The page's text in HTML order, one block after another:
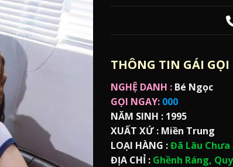
THÔNG TIN GÁI GỌI
NGHỆ DANH : Bé Ngọc
GỌI NGAY: 000
NĂM SINH : 1995
XUẤT XỨ : Miền Trung
LOẠI HÀNG :Đã Lâu Chưa
ĐỊA CHỈ : Ghềnh Ráng,